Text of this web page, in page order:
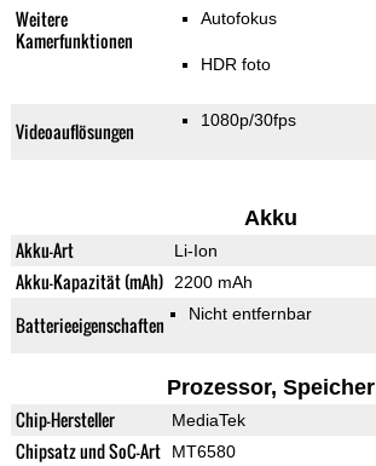
Weitere
Kamerfunktionen
Autofokus
HDR foto
Videoauflösungen 1080p/30fps
Akku
Akku-Art Li-Ion
Akku-Kapazität (mAh) 2200 mAh
Batterieeigenschaften Nicht entfernbar
Prozessor, Speicher
Chip-Hersteller MediaTek
Chipsatz und SoC-Art MT6580